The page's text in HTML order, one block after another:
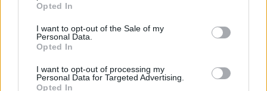
use your data for below specified purposes in below Google
consent section.
Opted In
I want to opt-out of the Sale of my
Personal Data.
Opted In
I want to opt-out of processing my
Personal Data for Targeted Advertising.
Opted In